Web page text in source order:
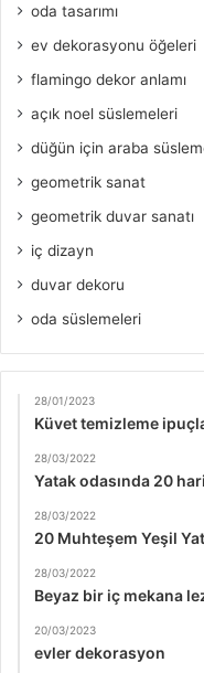
oda tasarımı
ev dekorasyonu öğeleri
flamingo dekor anlamı
açık noel süslemeleri
düğün için araba
geometrik sanat
geometrik duvar sanatı
iç dizayn
duvar dekoru
oda süslemeleri
28/01/2023
Küvet temizleme
28/03/2022
Yatak odasında 20
28/03/2022
20 Muhteşem Yeşil
28/03/2022
Beyaz bir iç mekana
20/03/2023
evler dekorasyon